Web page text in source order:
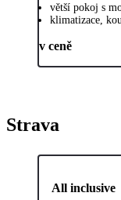
větší pokoj s
klimatizace,
v ceně
Strava
All inclusive